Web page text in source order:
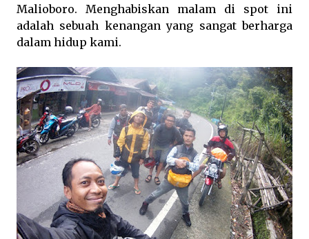
Malioboro. Menghabiskan malam di spot ini
adalah sebuah kenangan yang sangat berharga
dalam hidup kami.